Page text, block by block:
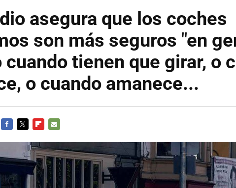
asegura que los coches
son más seguros "en
cuando tienen que girar, o
o cuando amanece...
MAIL